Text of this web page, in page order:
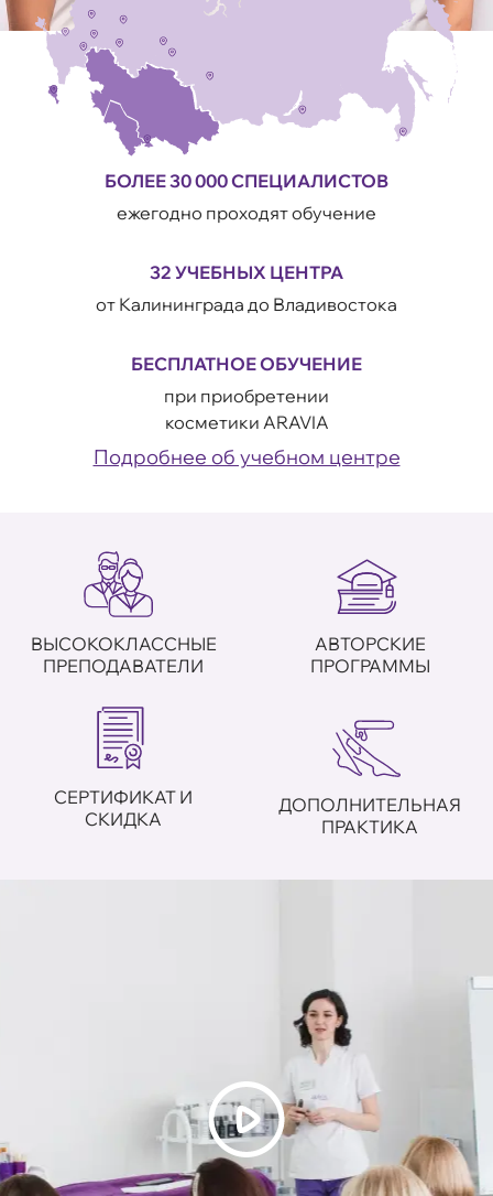
БОЛЕЕ 30 000 СПЕЦИАЛИСТОВ
ежегодно проходят обучение
32 УЧЕБНЫХ ЦЕНТРА
от Калининграда до Владивостока
БЕСПЛАТНОЕ ОБУЧЕНИЕ
при приобретении
косметики ARAVIA
Подробнее об учебном центре
ВЫСОКОКЛАССНЫЕ
ПРЕПОДАВАТЕЛИ
АВТОРСКИЕ
ПРОГРАММЫ
СЕРТИФИКАТ И
СКИДКА
ДОПОЛНИТЕЛЬНАЯ
ПРАКТИКА